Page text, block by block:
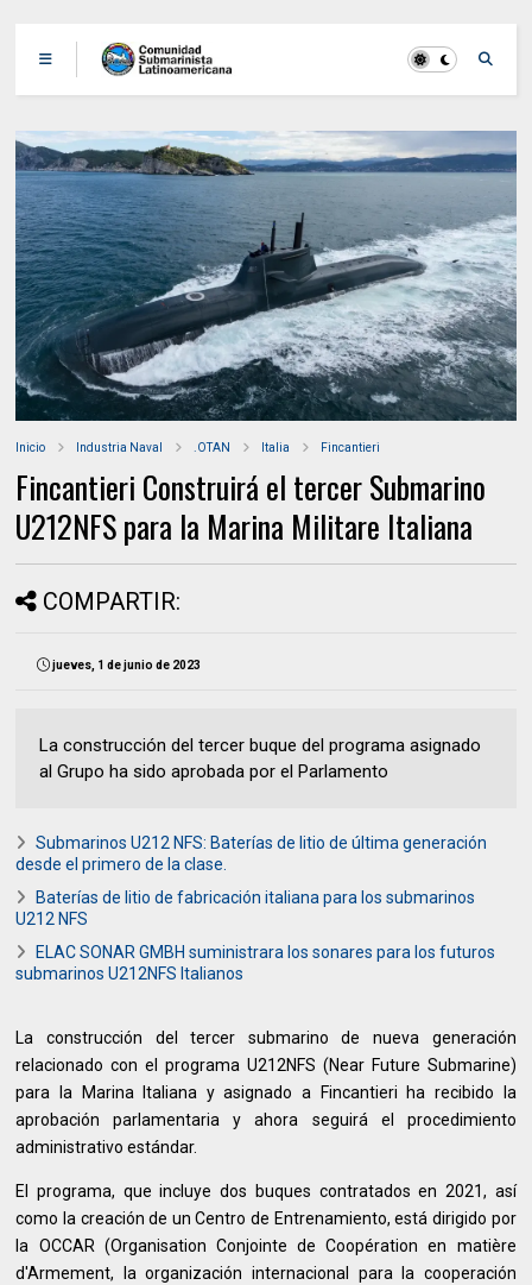
Inicio Industria Naval .OTAN Italia Fincantieri
Fincantieri Construirá el tercer Submarino
U212NFS para la Marina Militare Italiana
COMPARTIR:
jueves, 1 de junio de 2023
La construcción del tercer buque del programa asignado
al Grupo ha sido aprobada por el Parlamento
Submarinos U212 NFS: Baterías de litio de última generación
desde el primero de la clase.
Baterías de litio de fabricación italiana para los submarinos
U212 NFS
ELAC SONAR GMBH suministrara los sonares para los futuros
submarinos U212NFS Italianos
La construcción del tercer submarino de nueva generación
relacionado con el programa U212NFS (Near Future Submarine)
para la Marina Italiana y asignado a Fincantieri ha recibido la
aprobación parlamentaria y ahora seguirá el procedimiento
administrativo estándar.
El programa, que incluye dos buques contratados en 2021, así
como la creación de un Centro de Entrenamiento, está dirigido por
la OCCAR (Organisation Conjointe de Coopération en matière
d'Armement, la organización internacional para la cooperación